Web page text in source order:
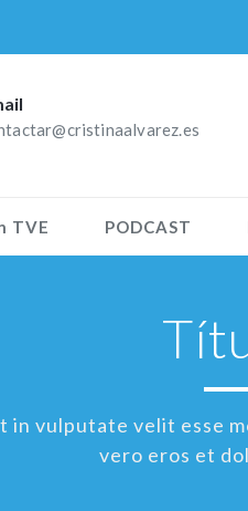
TVE PODCAST
vulputate velit esse
vero eros et